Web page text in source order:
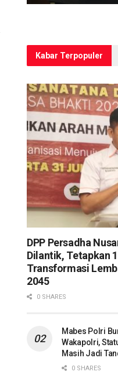
Kabar Terpopuler
DPP Persadha
Dilantik, Tetapkan
Transformasi
2045
0 SHARES
Mabes Polri
Wakapolri,
Masih Jadi
0 SHARES